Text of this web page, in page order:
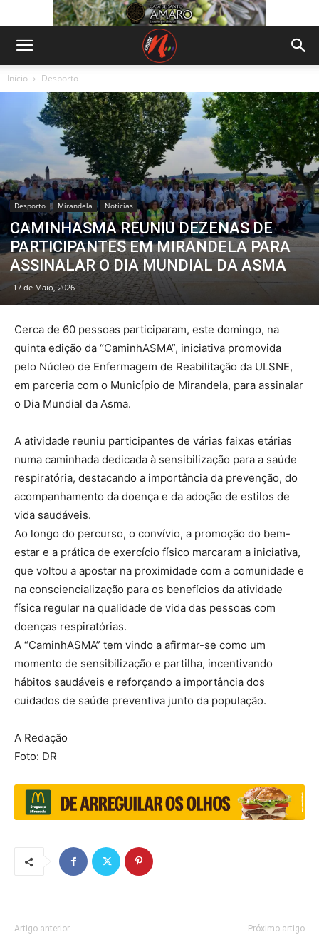
Início Desporto
Desporto Mirandela Notícias
CAMINHASMA REUNIU DEZENAS DE
PARTICIPANTES EM MIRANDELA PARA
ASSINALAR O DIA MUNDIAL DA ASMA
17 de Maio, 2026
Cerca de 60 pessoas participaram, este domingo, na
quinta edição da “CaminhASMA”, iniciativa promovida
pelo Núcleo de Enfermagem de Reabilitação da ULSNE,
em parceria com o Município de Mirandela, para assinalar
o Dia Mundial da Asma.
A atividade reuniu participantes de várias faixas etárias
numa caminhada dedicada à sensibilização para a saúde
respiratória, destacando a importância da prevenção, do
acompanhamento da doença e da adoção de estilos de
vida saudáveis.
Ao longo do percurso, o convívio, a promoção do bem-
estar e a prática de exercício físico marcaram a iniciativa,
que voltou a apostar na proximidade com a comunidade e
na consciencialização para os benefícios da atividade
física regular na qualidade de vida das pessoas com
doenças respiratórias.
A “CaminhASMA” tem vindo a afirmar-se como um
momento de sensibilização e partilha, incentivando
hábitos saudáveis e reforçando a importância dos
cuidados de saúde preventiva junto da população.
A Redação
Foto: DR
Artigo anterior Próximo artigo